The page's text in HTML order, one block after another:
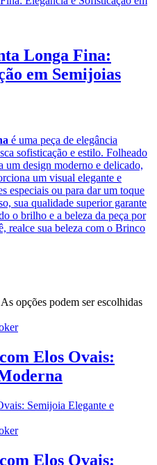
Longa Fina:
em Semijoias
é uma peça de elegância
sofisticação e estilo. Folheado
um design moderno e delicado,
um visual elegante e
especiais ou para dar um toque
sua qualidade superior garante
o brilho e a beleza da peça por
realce sua beleza com o Brinco
opções podem ser escolhidas
Elos Ovais:
Elos Ovais: